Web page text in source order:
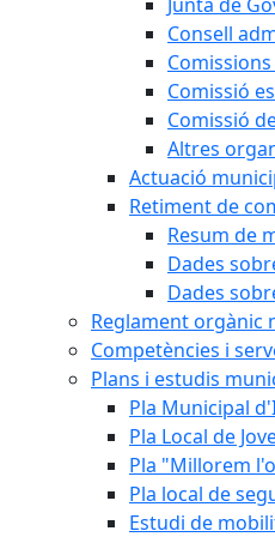
Consell
Comissió
Comissió
Altres
Actuació
Retiment de
Resum de
Dades
Dades
Reglament orgànic
Competències i
Plans i estudis
Pla Municipal
Pla Local de
Pla "Millorem
Pla local de
Estudi de